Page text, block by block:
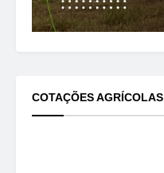
COTAÇÕES AGRÍCOLAS